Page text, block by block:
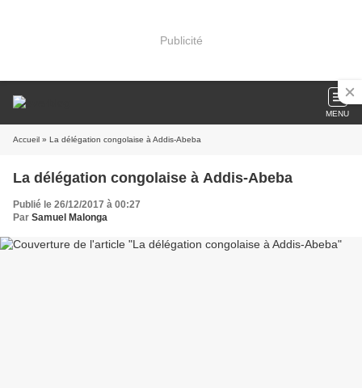
Publicité
MENU
Accueil » La délégation congolaise à Addis-Abeba
La délégation congolaise à Addis-Abeba
Publié le 26/12/2017 à 00:27
Par Samuel Malonga